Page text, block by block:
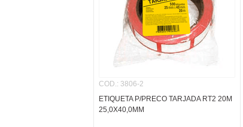
COD.: 3806-2
ETIQUETA P/PRECO TARJADA RT2 20M
25,0X40,0MM